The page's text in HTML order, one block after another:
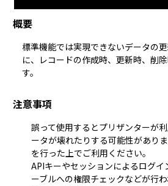
概要
標準機能では実現できないデータの
に、レコードの作成時、更新時、削
す。
注意事項
誤って使用するとプリザンターが
ータが壊れたりする可能性があり
を行った上でご利用ください。
APIキーやセッションによるログ
ーブルへの権限チェックなどが行